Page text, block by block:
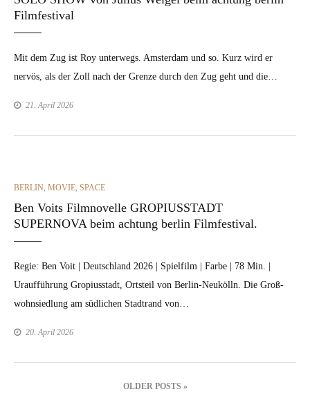
Filmfestival
Mit dem Zug ist Roy unter­wegs. Ams­ter­dam und so. Kurz wird er
nervös, als der Zoll nach der Gren­ze durch den Zug geht und die…
21. April 2026
CATEGORIES
BERLIN, MOVIE, SPACE
Ben Voits Filmnovelle GROPIUSSTADT
SUPERNOVA beim achtung berlin Filmfestival.
Regie: Ben Voit | Deutsch­land 2026 | Spielfilm | Farbe | 78 Min. |
Urauf­führung Gropiusstadt, Ort­steil von Berlin-Neukölln. Die Groß­
wohn­sied­lung am südlichen Stad­trand von…
20. April 2026
Beitragsnavigation
OLDER POSTS »